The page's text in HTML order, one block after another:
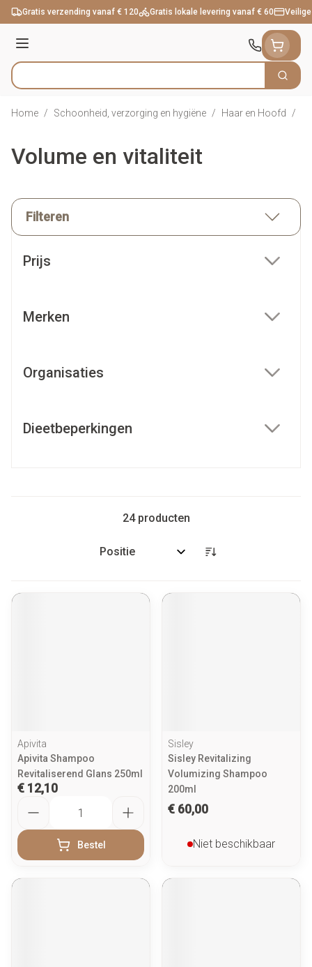
Ga naar de inhoud
Gratis verzending vanaf € 120 Gratis lokale levering vanaf € 60
Menu
Product, merk, categorie... Zoek
Home / Schoonheid, verzorging en hygiëne / Haar en Hoofd /
Volume en vitaliteit
Filteren
Prijs
Merken
Organisaties
Dieetbeperkingen
24producten
Sorteer op:
Apivita
Apivita Shampoo
Revitaliserend Glans 250ml
€ 12,10
Bestel
Sisley
Sisley Revitalizing
Volumizing Shampoo
200ml
€ 60,00
Niet beschikbaar